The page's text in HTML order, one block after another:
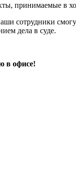
принимаемые в
сотрудники
дела в суде.
в офисе!